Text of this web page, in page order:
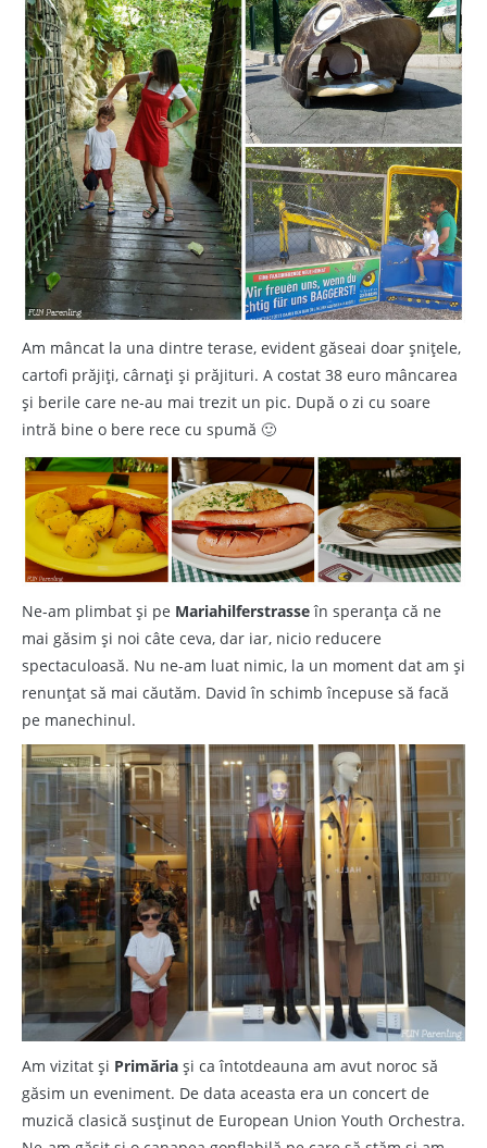
Am mâncat la una dintre terase, evident găseai doar șnițele,
cartofi prăjiți, cârnați și prăjituri. A costat 38 euro mâncarea
și berile care ne-au mai trezit un pic. După o zi cu soare
intră bine o bere rece cu spumă 🙂
Ne-am plimbat și pe Mariahilferstrasseîn speranța că ne
mai găsim și noi câte ceva, dar iar, nicio reducere
spectaculoasă. Nu ne-am luat nimic, la un moment dat am și
renunțat să mai căutăm. David în schimb începuse să facă
pe manechinul.
Am vizitat și Primăria și ca întotdeauna am avut noroc să
găsim un eveniment. De data aceasta era un concert de
muzică clasică susținut de European Union Youth Orchestra.